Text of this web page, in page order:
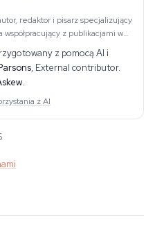
redaktor i pisarz specjalizujący
z publikacjami w
z pomocą AI i
, External contributor.
.
z AI